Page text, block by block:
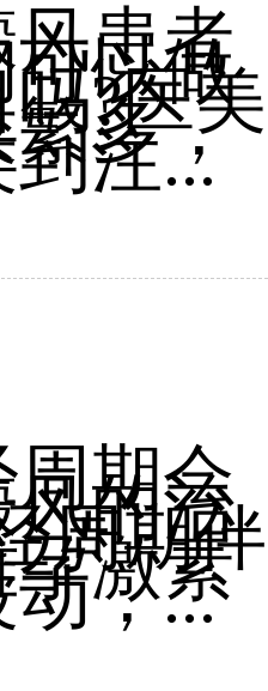
患者
以做
?医美
多，
注...
期会
的治
周期伴
激素
，...